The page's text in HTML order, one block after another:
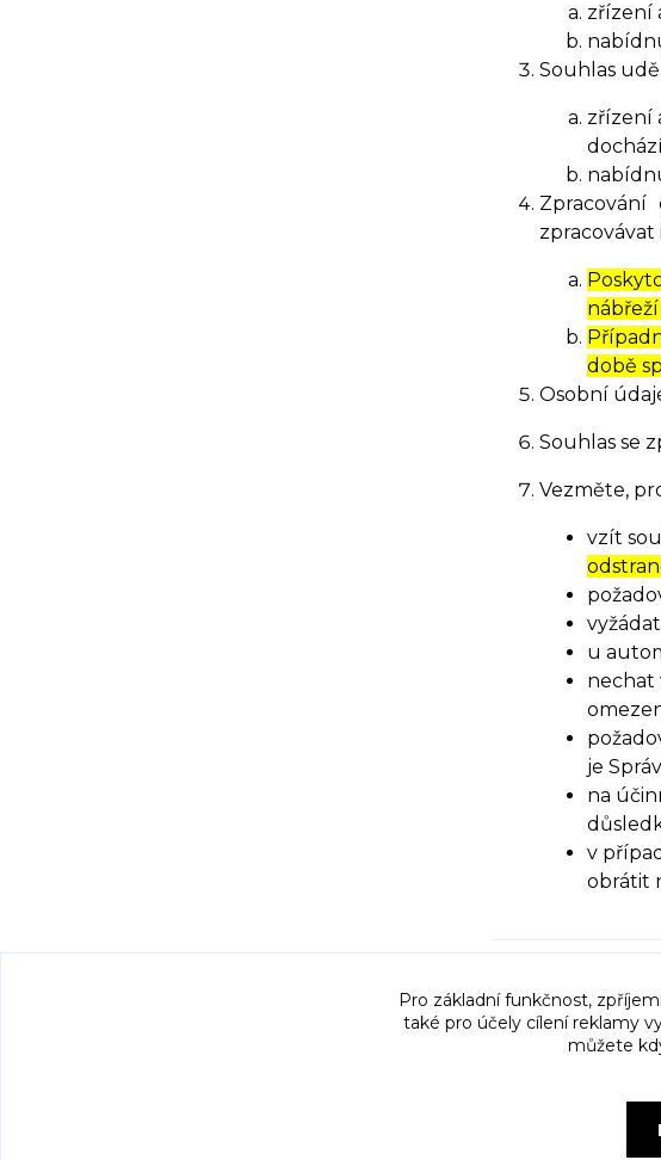
zřízení
Souhlas
zřízení
době
Osobní
Souhlas se
Vezměte,
vzít
u
nechat
je
na
v
obrátit
Pro základní funkčnost,
také pro účely cílení reklamy
můžete